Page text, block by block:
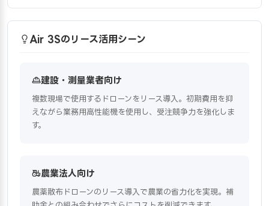
Air 3Sのリース活用シーン
建設・測量業者向け
複数現場で使用するドローンをリース導入。初期費用を抑
えながら業務用高性能機を使用し、受注競争力を強化しま
す。
農業法人向け
農薬散布ドローンのリース導入で農業の省力化を実現。補